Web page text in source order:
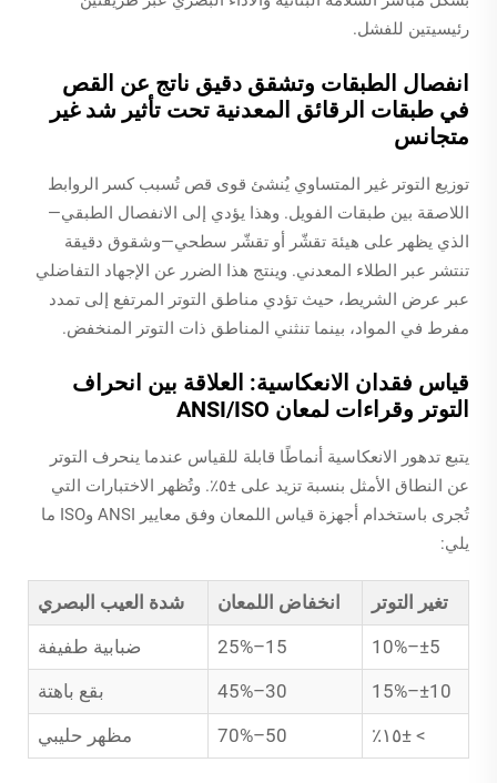
رئيسيتين للفشل.
انفصال الطبقات وتشقق دقيق ناتج عن القص
في طبقات الرقائق المعدنية تحت تأثير شد غير
متجانس
توزيع التوتر غير المتساوي يُنشئ قوى قص تُسبب كسر الروابط
اللاصقة بين طبقات الفويل. وهذا يؤدي إلى الانفصال الطبقي—
الذي يظهر على هيئة تقشّر أو تقشّر سطحي—وشقوق دقيقة
تنتشر عبر الطلاء المعدني. وينتج هذا الضرر عن الإجهاد التفاضلي
عبر عرض الشريط، حيث تؤدي مناطق التوتر المرتفع إلى تمدد
مفرط في المواد، بينما تنثني المناطق ذات التوتر المنخفض.
قياس فقدان الانعكاسية: العلاقة بين انحراف
التوتر وقراءات لمعان ANSI/ISO
يتبع تدهور الانعكاسية أنماطًا قابلة للقياس عندما ينحرف التوتر
عن النطاق الأمثل بنسبة تزيد على ±٥٪. وتُظهر الاختبارات التي
تُجرى باستخدام أجهزة قياس اللمعان وفق معايير ANSI وISO ما
يلي:
تغير التوتر انخفاض اللمعان
شدة العيب البصري
±5–10%
15–25%
ضبابية طفيفة
±10–15%
30–45%
بقع باهتة
> ±١٥٪
50–70% مظهر حليبي